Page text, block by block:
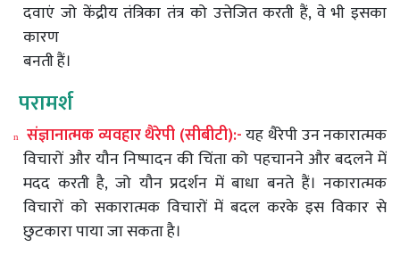
दवाएं जो केंद्रीय तंत्रिका तंत्र को उत्तेजित करती हैं, वे भी इसका
कारण
बनतीहैं।
परामर्श
n संज्ञानात्मकव्यवहारथैरेपी (सीबीटी):-यहथैरेपीउननकारात्मक
विचारों औरयौननिष्पादनकीचिंताको पहचाननेऔरबदलनेमें
मदद करती है,जो यौन प्रदर्शन में बाधा बनते हैं। नकारात्मक
विचारों को सकारात्मक विचारों में बदल करके इस विकार से
छुटकारापायाजासकताहै।